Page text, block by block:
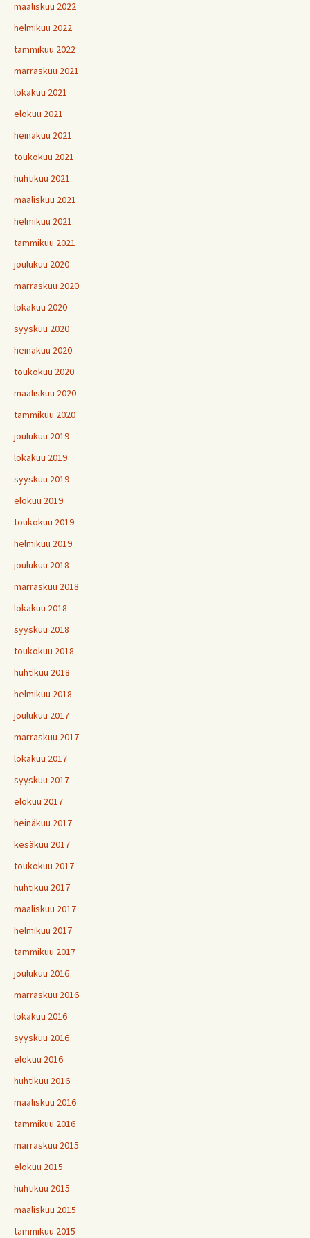
maaliskuu 2022
helmikuu 2022
tammikuu 2022
marraskuu 2021
lokakuu 2021
elokuu 2021
heinäkuu 2021
toukokuu 2021
huhtikuu 2021
maaliskuu 2021
helmikuu 2021
tammikuu 2021
joulukuu 2020
marraskuu 2020
lokakuu 2020
syyskuu 2020
heinäkuu 2020
toukokuu 2020
maaliskuu 2020
tammikuu 2020
joulukuu 2019
lokakuu 2019
syyskuu 2019
elokuu 2019
toukokuu 2019
helmikuu 2019
joulukuu 2018
marraskuu 2018
lokakuu 2018
syyskuu 2018
toukokuu 2018
huhtikuu 2018
helmikuu 2018
joulukuu 2017
marraskuu 2017
lokakuu 2017
syyskuu 2017
elokuu 2017
heinäkuu 2017
kesäkuu 2017
toukokuu 2017
huhtikuu 2017
maaliskuu 2017
helmikuu 2017
tammikuu 2017
joulukuu 2016
marraskuu 2016
lokakuu 2016
syyskuu 2016
elokuu 2016
huhtikuu 2016
maaliskuu 2016
tammikuu 2016
marraskuu 2015
elokuu 2015
huhtikuu 2015
maaliskuu 2015
tammikuu 2015